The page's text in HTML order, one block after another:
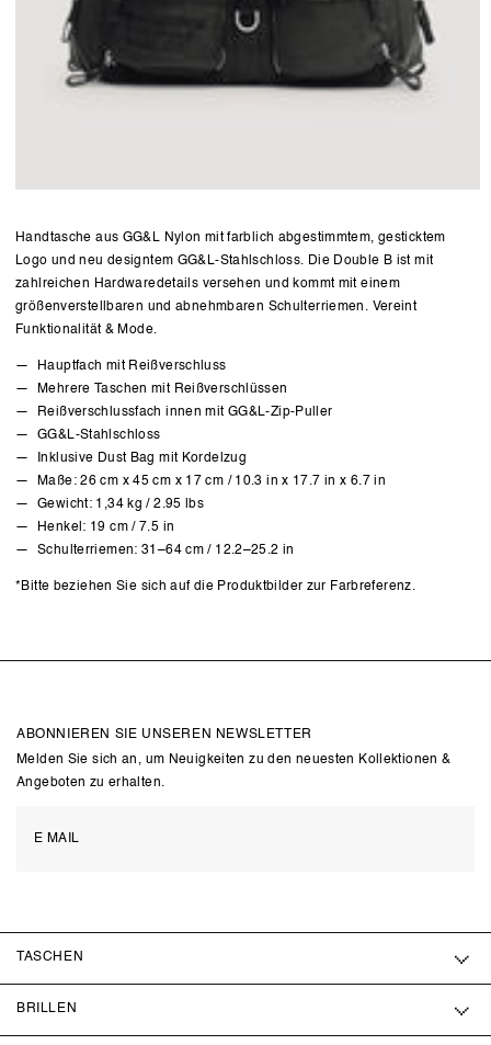
Handtasche aus GG&L Nylon mit farblich abgestimmtem, gesticktem
Logo und neu designtem GG&L-Stahlschloss. Die Double B ist mit
zahlreichen Hardwaredetails versehen und kommt mit einem
größenverstellbaren und abnehmbaren Schulterriemen. Vereint
Funktionalität & Mode.
Hauptfach mit Reißverschluss
Mehrere Taschen mit Reißverschlüssen
Reißverschlussfach innen mit GG&L-Zip-Puller
GG&L-Stahlschloss
Inklusive Dust Bag mit Kordelzug
Maße: 26 cm x 45 cm x 17 cm / 10.3 in x 17.7 in x 6.7 in
Gewicht: 1,34 kg / 2.95 lbs
Henkel: 19 cm / 7.5 in
Schulterriemen: 31–64 cm / 12.2–25.2 in
*Bitte beziehen Sie sich auf die Produktbilder zur Farbreferenz.
ABONNIEREN SIE UNSEREN NEWSLETTER
Melden Sie sich an, um Neuigkeiten zu den neuesten Kollektionen &
Angeboten zu erhalten.
TASCHEN
BRILLEN